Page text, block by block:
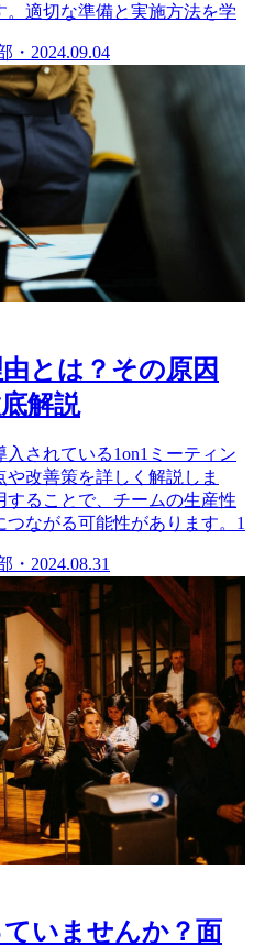
。適切な準備と実施方法を学
・ 2024.09.04
とは？その原因
解説
されている1on1ミーティン
改善策を詳しく解説しま
することで、チームの生産性
ながる可能性があります。1
・ 2024.08.31
いませんか？面